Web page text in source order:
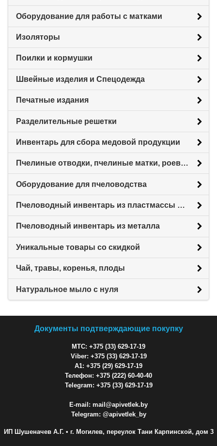
Оборудование для работы с матками
Изоляторы
Поилки и кормушки
Швейные изделия и Спецодежда
Печатные издания
Разделительные решетки
Инвентарь для сбора медовой продукции
Пчелиные отводки, пчелиные матки, роевни
Оборудование для пчеловодства
Пчеловодный инвентарь из пластмассы для пасеки
Пчеловодный инвентарь из металла
Уникальные товары со скидкой
Чай, травы, коренья, плоды
Натуральное мыло с нуля
Документы подтверждающие покупку
МТС: +375 (33) 629-17-19
Viber: +375 (33) 629-17-19
A1: +375 (29) 629-17-19
Телефон: +375 (222) 60-40-40
Telegram: +375 (33) 629-17-19
E-mail: mail@apivetlek.by
Telegram: @apivetlek_by
ИП Шушеначев А.Г. • г. Могилев, переулок Тани Карпинской, дом 3